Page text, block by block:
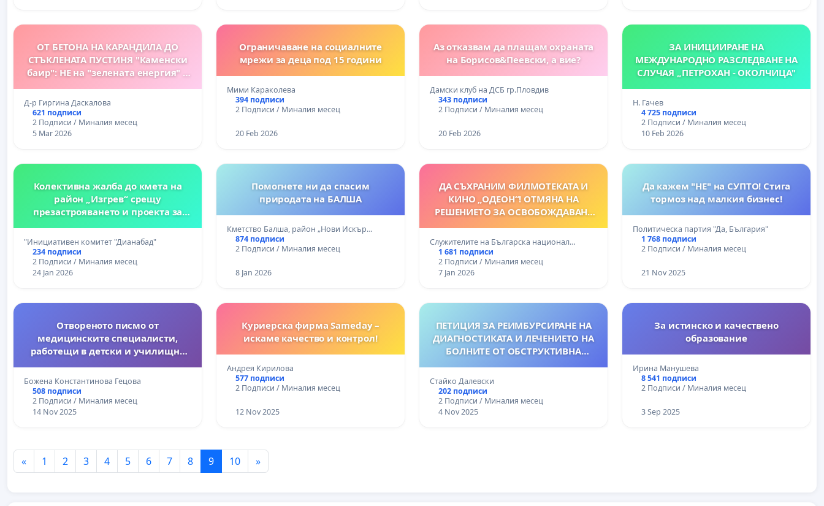
ОТ БЕТОНА НА КАРАНДИЛА ДО
СТЪКЛЕНАТА ПУСТИНЯ "Каменски
баир": НЕ на "зелената енергия" в
Д-р Гиргина Даскалова
621 подписи
2 Подписи / Миналия месец
5 Mar 2026
Ограничаване на социалните
мрежи за деца под 15 години
Мими Караколева
394 подписи
2 Подписи / Миналия месец
20 Feb 2026
Аз отказвам да плащам охраната
на Борисов&Пеевски, а вие?
Дамски клуб на ДСБ гр.Пловдив
343 подписи
2 Подписи / Миналия месец
20 Feb 2026
ЗA ИНИЦИИРАНЕ НА
МЕЖДУНАРОДНО РАЗСЛЕДВАНЕ НА
СЛУЧАЯ „ПЕТРОХАН - ОКОЛЧИЦА"
Н. Гачев
4 725 подписи
2 Подписи / Миналия месец
10 Feb 2026
Колективна жалба до кмета на
район „Изгрев“ срещу
презастрояването и проекта за
"Инициативен комитет "Дианабад"
234 подписи
2 Подписи / Миналия месец
24 Jan 2026
Помогнете ни да спасим
природата на БАЛША
Кметство Балша, район „Нови Искър…
874 подписи
2 Подписи / Миналия месец
8 Jan 2026
ДА СЪХРАНИМ ФИЛМОТЕКАТА И
КИНО „ОДЕОН“! ОТМЯНА НА
РЕШЕНИЕТО ЗА ОСВОБОЖДАВАНЕ
Служителите на Българска национал…
1 681 подписи
2 Подписи / Миналия месец
7 Jan 2026
Да кажем "НЕ" на СУПТО! Стига
тормоз над малкия бизнес!
Политическа партия "Да, България"
1 768 подписи
2 Подписи / Миналия месец
21 Nov 2025
Отвореното писмо от
медицинските специалисти,
работещи в детски и училищно
невидими. И няма да мълчим.
Божена Константинова Гецова
508 подписи
2 Подписи / Миналия месец
14 Nov 2025
Куриерска фирма Sameday –
искаме качество и контрол!
Андрея Кирилова
577 подписи
2 Подписи / Миналия месец
12 Nov 2025
ПЕТИЦИЯ ЗА РЕИМБУРСИРАНЕ НА
ДИАГНОСТИКАТА И ЛЕЧЕНИЕТО НА
БОЛНИТЕ ОТ ОБСТРУКТИВНА
Стайко Далевски
202 подписи
2 Подписи / Миналия месец
4 Nov 2025
За истинско и качествено
образование
Ирина Манушева
8 541 подписи
2 Подписи / Миналия месец
3 Sep 2025
« 1 2 3 4 5 6 7 8 9 10 »